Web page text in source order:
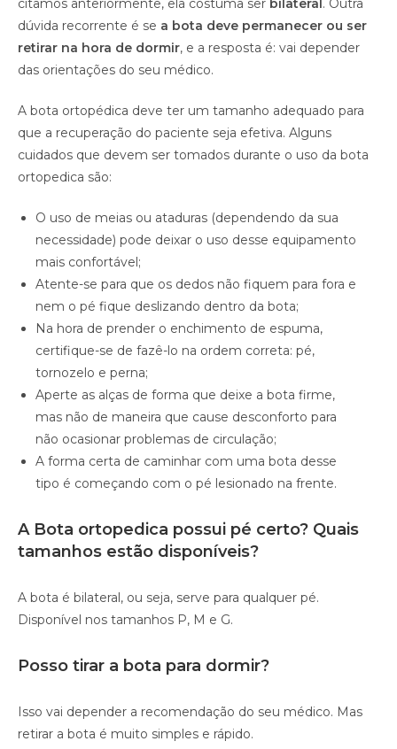
citamos anteriormente, ela costuma ser bilateral. Outra
dúvida recorrente é se a bota deve permanecer ou ser
retirar na hora de dormir, e a resposta é: vai depender
das orientações do seu médico.
A bota ortopédica deve ter um tamanho adequado para
que a recuperação do paciente seja efetiva. Alguns
cuidados que devem ser tomados durante o uso da bota
ortopedica são:
O uso de meias ou ataduras (dependendo da sua
necessidade) pode deixar o uso desse equipamento
mais confortável;
Atente-se para que os dedos não fiquem para fora e
nem o pé fique deslizando dentro da bota;
Na hora de prender o enchimento de espuma,
certifique-se de fazê-lo na ordem correta: pé,
tornozelo e perna;
Aperte as alças de forma que deixe a bota firme,
mas não de maneira que cause desconforto para
não ocasionar problemas de circulação;
A forma certa de caminhar com uma bota desse
tipo é começando com o pé lesionado na frente.
A Bota ortopedica possui pé certo? Quais
tamanhos estão disponíveis?
A bota é bilateral, ou seja, serve para qualquer pé.
Disponível nos tamanhos P, M e G.
Posso tirar a bota para dormir?
Isso vai depender a recomendação do seu médico. Mas
retirar a bota é muito simples e rápido.